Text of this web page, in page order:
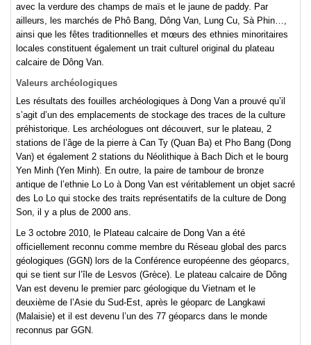
avec la verdure des champs de maïs et le jaune de paddy. Par
ailleurs, les marchés de Phô Bang, Dông Van, Lung Cu, Sà Phin…,
ainsi que les fêtes traditionnelles et mœurs des ethnies minoritaires
locales constituent également un trait culturel original du plateau
calcaire de Dông Van.
Valeurs archéologiques
Les résultats des fouilles archéologiques à Dong Van a prouvé qu’il
s’agit d’un des emplacements de stockage des traces de la culture
préhistorique. Les archéologues ont découvert, sur le plateau, 2
stations de l’âge de la pierre à Can Ty (Quan Ba) et Pho Bang (Dong
Van) et également 2 stations du Néolithique à Bach Dich et le bourg
Yen Minh (Yen Minh). En outre, la paire de tambour de bronze
antique de l’ethnie Lo Lo à Dong Van est véritablement un objet sacré
des Lo Lo qui stocke des traits représentatifs de la culture de Dong
Son, il y a plus de 2000 ans.
Le 3 octobre 2010, le Plateau calcaire de Dong Van a été
officiellement reconnu comme membre du Réseau global des parcs
géologiques (GGN) lors de la Conférence européenne des géoparcs,
qui se tient sur l’île de Lesvos (Grèce). Le plateau calcaire de Dông
Van est devenu le premier parc géologique du Vietnam et le
deuxième de l’Asie du Sud-Est, après le géoparc de Langkawi
(Malaisie) et il est devenu l’un des 77 géoparcs dans le monde
reconnus par GGN.